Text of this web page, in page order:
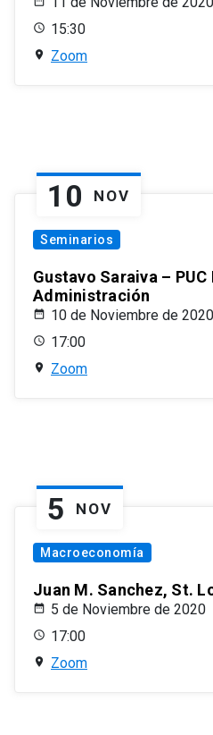
15:30
Zoom
10 NOV
Seminarios
Gustavo Saraiva – PUC
Administración
10 de Noviembre de 2020
17:00
Zoom
5 NOV
Macroeconomía
Juan M. Sanchez, St.
5 de Noviembre de 2020
17:00
Zoom